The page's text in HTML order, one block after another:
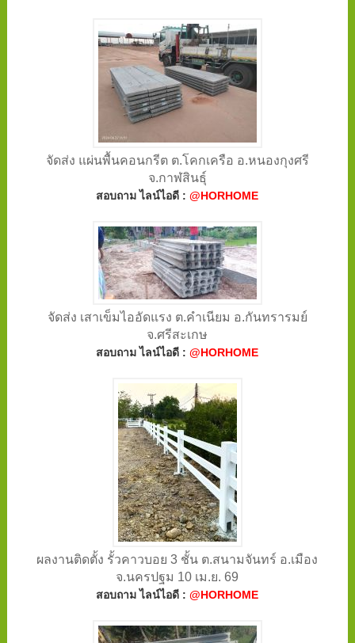
จัดส่ง แผ่นพื้นคอนกรีต ต.โคกเครือ อ.หนองกุงศรี
จ.กาฬสินธุ์
สอบถาม ไลน์ไอดี :@HORHOME
จัดส่ง เสาเข็มไออัดแรง ต.คำเนียม อ.กันทรารมย์
จ.ศรีสะเกษ
สอบถาม ไลน์ไอดี :@HORHOME
ผลงานติดตั้ง รั้วคาวบอย 3 ชั้น ต.สนามจันทร์ อ.เมือง
จ.นครปฐม 10 เม.ย. 69
สอบถาม ไลน์ไอดี :@HORHOME